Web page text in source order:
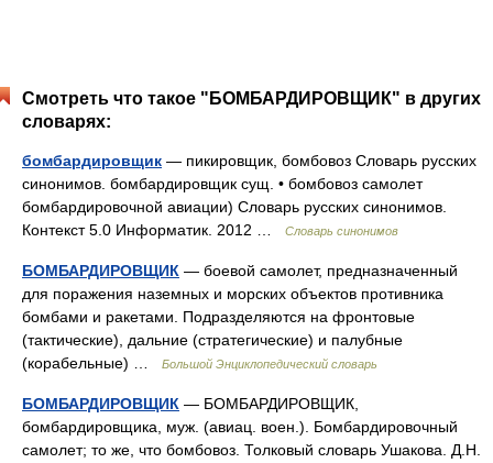
Смотреть что такое "БОМБАРДИРОВЩИК" в других
словарях:
бомбардировщик — пикировщик, бомбовоз Словарь русских
синонимов. бомбардировщик сущ. • бомбовоз самолет
бомбардировочной авиации) Словарь русских синонимов.
Контекст 5.0 Информатик. 2012 …
Словарь синонимов
БОМБАРДИРОВЩИК — боевой самолет, предназначенный
для поражения наземных и морских объектов противника
бомбами и ракетами. Подразделяются на фронтовые
(тактические), дальние (стратегические) и палубные
(корабельные) …
Большой Энциклопедический словарь
БОМБАРДИРОВЩИК — БОМБАРДИРОВЩИК,
бомбардировщика, муж. (авиац. воен.). Бомбардировочный
самолет; то же, что бомбовоз. Толковый словарь Ушакова. Д.Н.